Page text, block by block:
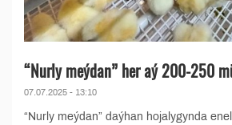
“Nurly meýdan” her aý 200­-250
07.07.2025 - 13:10
“Nurly meýdan” daýhan hojalygynda